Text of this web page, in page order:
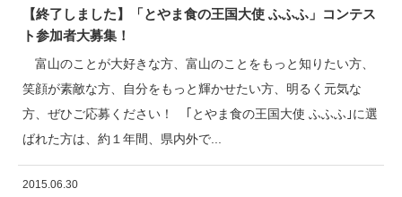
【終了しました】「とやま食の王国大使 ふふふ」コンテス
ト参加者大募集！
富山のことが大好きな方、富山のことをもっと知りたい方、
笑顔が素敵な方、自分をもっと輝かせたい方、明るく元気な
方、ぜひご応募ください！ ｢とやま食の王国大使 ふふふ｣に選
ばれた方は、約１年間、県内外で...
2015.06.30